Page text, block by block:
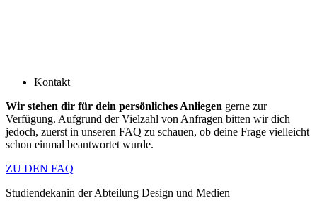
Kontakt
Wir stehen dir für dein persönliches Anliegen gerne zur
Verfügung. Aufgrund der Vielzahl von Anfragen bitten wir dich
jedoch, zuerst in unseren FAQ zu schauen, ob deine Frage vielleicht
schon einmal beantwortet wurde.
ZU DEN FAQ
Studiendekanin der Abteilung Design und Medien